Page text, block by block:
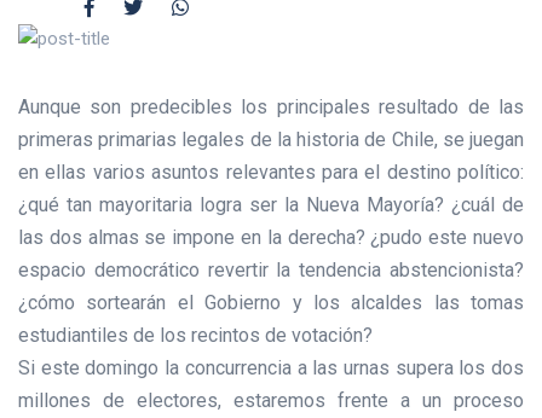
Aunque son predecibles los principales resultado de las
primeras primarias legales de la historia de Chile, se juegan
en ellas varios asuntos relevantes para el destino político:
¿qué tan mayoritaria logra ser la Nueva Mayoría? ¿cuál de
las dos almas se impone en la derecha? ¿pudo este nuevo
espacio democrático revertir la tendencia abstencionista?
¿cómo sortearán el Gobierno y los alcaldes las tomas
estudiantiles de los recintos de votación?
Si este domingo la concurrencia a las urnas supera los dos
millones de electores, estaremos frente a un proceso